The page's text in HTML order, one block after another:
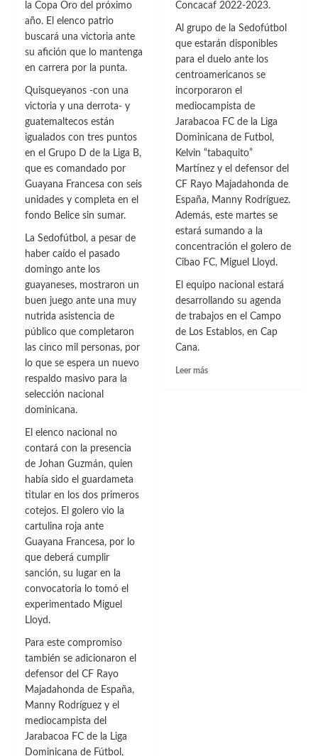
la Copa Oro del próximo
año. El elenco patrio
buscará una victoria ante
su afición que lo mantenga
en carrera por la punta.
Quisqueyanos -con una
victoria y una derrota- y
guatemaltecos están
igualados con tres puntos
en el Grupo D de la Liga B,
que es comandado por
Guayana Francesa con seis
unidades y completa en el
fondo Belice sin sumar.
La Sedofútbol, a pesar de
haber caído el pasado
domingo ante los
guayaneses, mostraron un
buen juego ante una muy
nutrida asistencia de
público que completaron
las cinco mil personas, por
lo que se espera un nuevo
respaldo masivo para la
selección nacional
dominicana.
El elenco nacional no
contará con la presencia
de Johan Guzmán, quien
había sido el guardameta
titular en los dos primeros
cotejos. El golero vio la
cartulina roja ante
Guayana Francesa, por lo
que deberá cumplir
sanción, su lugar en la
convocatoria lo tomó el
experimentado Miguel
Lloyd.
Para este compromiso
también se adicionaron el
defensor del CF Rayo
Majadahonda de España,
Manny Rodríguez y el
mediocampista del
Jarabacoa FC de la Liga
Dominicana de Fútbol,
Concacaf 2022-2023.
Al grupo de la Sedofútbol
que estarán disponibles
para el duelo ante los
centroamericanos se
incorporaron el
mediocampista de
Jarabacoa FC de la Liga
Dominicana de Futbol,
Kelvin “tabaquito”
Martínez y el defensor del
CF Rayo Majadahonda de
España, Manny Rodríguez.
Además, este martes se
estará sumando a la
concentración el golero de
Cibao FC, Miguel Lloyd.
El equipo nacional estará
desarrollando su agenda
de trabajos en el Campo
de Los Establos, en Cap
Cana.
Leer másLeer